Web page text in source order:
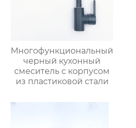
Многофункциональный
черный кухонный
смеситель с корпусом
из пластиковой стали